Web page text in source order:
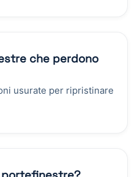
che perdono
usurate per ripristinare